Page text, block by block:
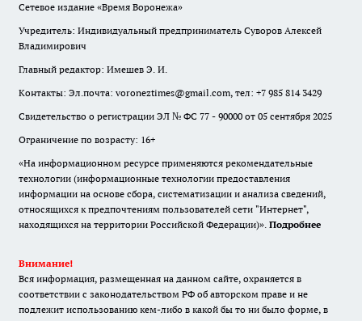
Сетевое издание «Время Воронежа»
Учредитель: Индивидуальный предприниматель Суворов Алексей
Владимирович
Главный редактор: Имешев Э. И.
Контакты: Эл.почта: voroneztimes@gmail.com, тел: +7 985 814 3429
Свидетельство о регистрации ЭЛ № ФС 77 - 90000 от 05 сентября 2025
Ограничение по возрасту: 16+
«На информационном ресурсе применяются рекомендательные
технологии (информационные технологии предоставления
информации на основе сбора, систематизации и анализа сведений,
относящихся к предпочтениям пользователей сети "Интернет",
находящихся на территории Российской Федерации)». Подробнее
Внимание!
Вся информация, размещенная на данном сайте, охраняется в
соответствии с законодательством РФ об авторском праве и не
подлежит использованию кем-либо в какой бы то ни было форме, в